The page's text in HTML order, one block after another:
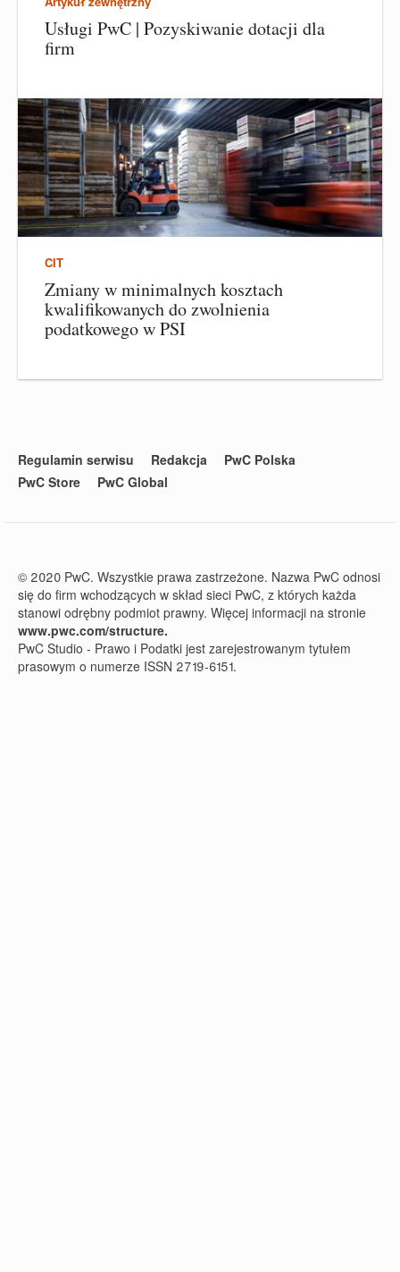
Usługi PwC | Pozyskiwanie dotacji dla
firm
CIT
Zmiany w minimalnych kosztach
kwalifikowanych do zwolnienia
podatkowego w PSI
Regulamin serwisu Redakcja
PwC Polska
PwC Store
PwC Global
© 2020 PwC. Wszystkie prawa zastrzeżone. Nazwa PwC odnosi
się do firm wchodzących w skład sieci PwC, z których każda
stanowi odrębny podmiot prawny. Więcej informacji na stronie
www.pwc.com/structure.
PwC Studio - Prawo i Podatki jest zarejestrowanym tytułem
prasowym o numerze ISSN 2719-6151.